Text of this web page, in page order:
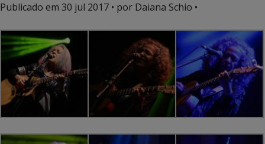
Publicado em 30 jul 2017 • por Daiana Schio •